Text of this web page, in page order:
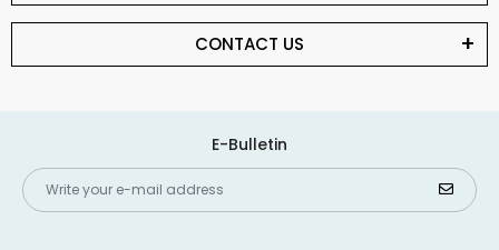
CONTACT US
E-Bulletin